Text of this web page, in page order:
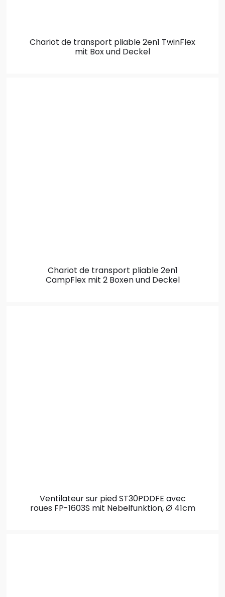
Chariot de transport pliable 2en1 TwinFlex
mit Box und Deckel
Chariot de transport pliable 2en1
CampFlex mit 2 Boxen und Deckel
Ventilateur sur pied ST30PDDFE avec
roues FP-1603S mit Nebelfunktion, Ø 41cm